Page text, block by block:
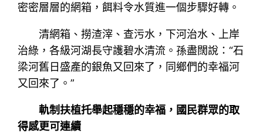
密密層層的網箱，餌料令水質進一個步驟好轉。
清網箱、撈渣滓、查污水，下河治水、上岸
治綠，各級河湖長守護碧水清流。孫盡闊說：“石
梁河舊日盛產的銀魚又回來了，同鄉們的幸福河
又回來了。”
軌制扶植托舉起穩穩的幸福，國民群眾的取
得感更可連續